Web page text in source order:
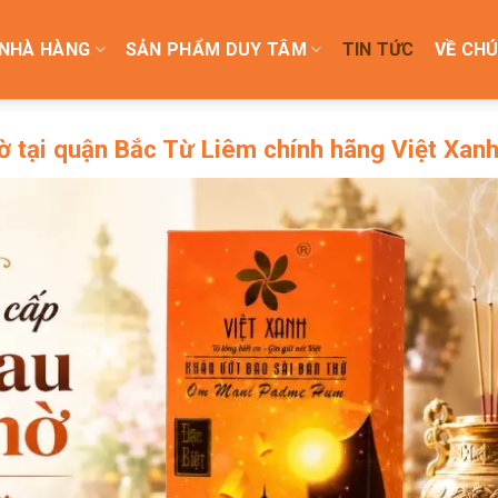
HÀNG SẢN PHẨM DUY TÂM TIN TỨC VỀ
tại quận Bắc Từ Liêm chính hãng Việt Xanh